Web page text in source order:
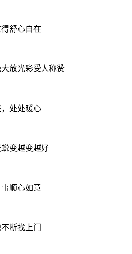
舒心自在
放光彩受人称赞
处处暖心
变越变越好
顺心如意
断找上门